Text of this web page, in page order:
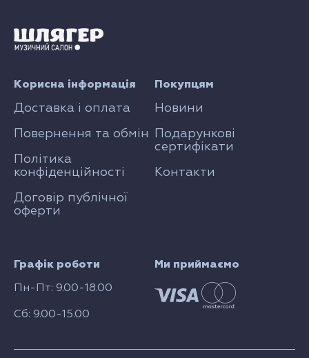
Графік роботи
Пн-Пт: 9.00-18.00
Сб: 9.00-15.00
Покупцям
Новини
Подарункові
сертифікати
Контакти
Корисна інформація
Доставка і оплата
Повернення та обмін
Політика
конфіденційності
Договір публічної
оферти
Ми приймаємо